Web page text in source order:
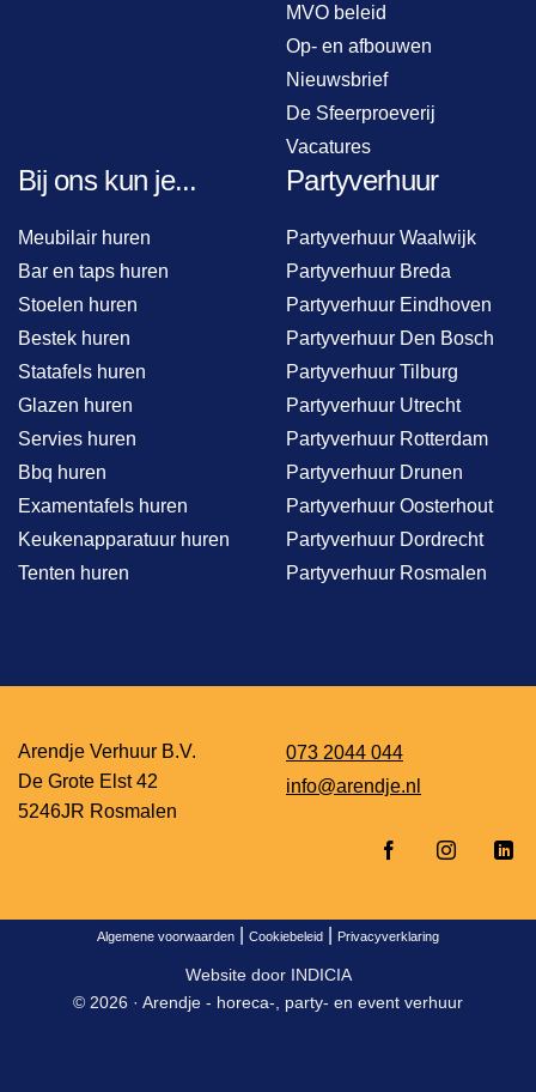
MVO beleid
Op- en afbouwen
Nieuwsbrief
De Sfeerproeverij
Vacatures
Bij ons kun je...
Meubilair huren
Bar en taps huren
Stoelen huren
Bestek huren
Statafels huren
Glazen huren
Servies huren
Bbq huren
Examentafels huren
Keukenapparatuur huren
Tenten huren
Partyverhuur
Partyverhuur Waalwijk
Partyverhuur Breda
Partyverhuur Eindhoven
Partyverhuur Den Bosch
Partyverhuur Tilburg
Partyverhuur Utrecht
Partyverhuur Rotterdam
Partyverhuur Drunen
Partyverhuur Oosterhout
Partyverhuur Dordrecht
Partyverhuur Rosmalen
Arendje Verhuur B.V.
De Grote Elst 42
5246JR Rosmalen
073 2044 044
info@arendje.nl
Algemene voorwaarden Cookiebeleid Privacyverklaring
Website door INDICIA
© 2026 · Arendje - horeca-, party- en event verhuur